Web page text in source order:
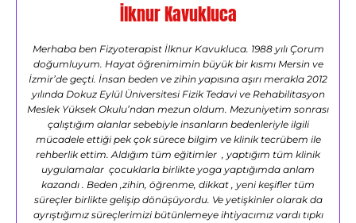
İlknur Kavukluca
Merhaba ben Fizyoterapist İlknur Kavukluca. 1988 yılı Çorum
doğumluyum. Hayat öğrenimimin büyük bir kısmı Mersin ve
İzmir’de geçti. İnsan beden ve zihin yapısına aşırı merakla 2012
yılında Dokuz Eylül Üniversitesi Fizik Tedavi ve Rehabilitasyon
Meslek Yüksek Okulu’ndan mezun oldum. Mezuniyetim sonrası
çalıştığım alanlar sebebiyle insanların bedenleriyle ilgili
mücadele ettiği pek çok sürece bilgim ve klinik tecrübem ile
rehberlik ettim. Aldığım tüm eğitimler , yaptığım tüm klinik
uygulamalar çocuklarla birlikte yoga yaptığımda anlam
kazandı . Beden ,zihin, öğrenme, dikkat , yeni keşifler tüm
süreçler birlikte gelişip dönüşüyordu. Ve yetişkinler olarak da
ayrıştığımız süreçlerimizi bütünlemeye ihtiyacımız vardı tıpkı